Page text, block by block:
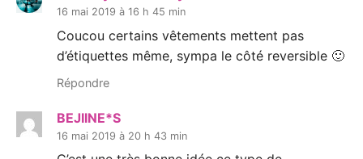
16 mai 2019 à 16 h 45 min
Coucou certains vêtements mettent pas
d’étiquettes même, sympa le côté reversible 🙂
Répondre
BEJIINE*S
16 mai 2019 à 20 h 43 min